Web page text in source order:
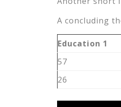
A concluding
Education 1
57
26